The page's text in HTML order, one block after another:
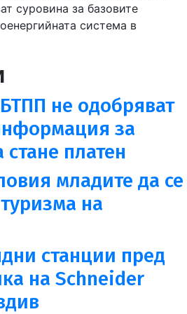
суровина за базовите
система в
не одобряват
за
платен
младите да се
на
станции пред
на Schneider